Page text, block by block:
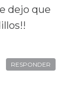
dejo que
RESPONDER